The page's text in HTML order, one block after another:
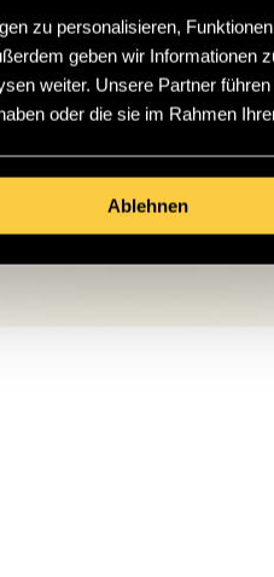
zu personalisieren,
geben wir Informationen
weiter. Unsere Partner
oder die sie im Rahmen
Ablehnen
von